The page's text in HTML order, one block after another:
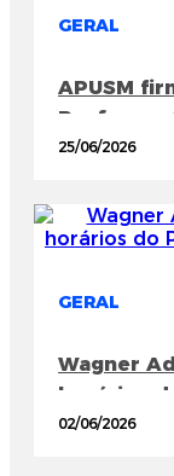
GERAL
APUSM
Professor
especiais
25/06/2026
GERAL
Wagner
horários
02/06/2026